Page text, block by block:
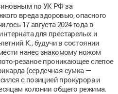
по УК РФ за
вреда здоровью, опасного
17 августа 2024 года в
для престарелых и
К., будучи в состоянии
нанес знакомому ножом
резаное проникающее слепое
(сердечная сумка —
с позицией прокурора и
колонии общего режима.